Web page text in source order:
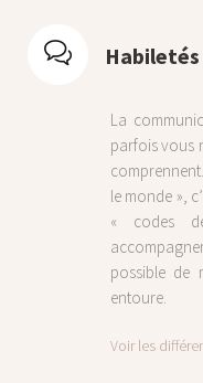
La
parfois vous
le monde »,
« codes
possible de
entoure.
Voir les